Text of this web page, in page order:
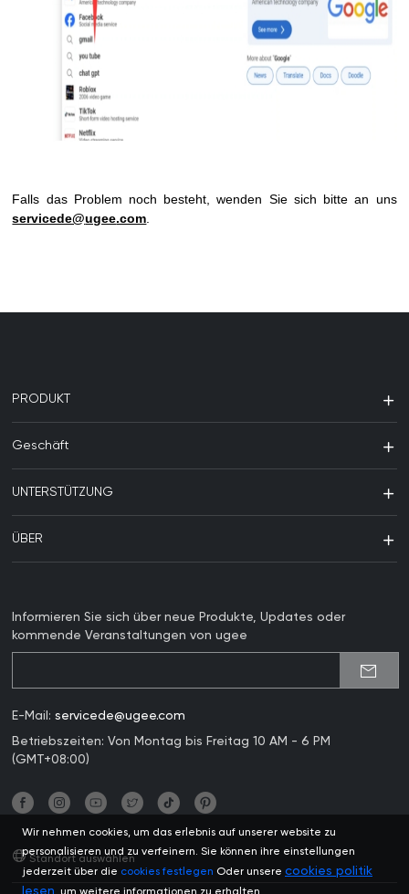
Falls das Problem noch besteht, wenden Sie sich bitte an uns
servicede@ugee.com
PRODUKT
Geschäft
UNTERSTÜTZUNG
ÜBER
Informieren Sie sich über neue Produkte, Updates oder
kommende Veranstaltungen von ugee
E-Mail:servicede@ugee.com
Betriebszeiten: Von Montag bis Freitag 10 AM - 6 PM
(GMT+08:00)
Standort auswählen
Wir nehmen cookies, um das erlebnis auf unserer website zu
personalisieren und zu verfeinern. Sie können ihre einstellungen
jederzeit über die cookies festlegen Oder unsere cookies politik
lesen